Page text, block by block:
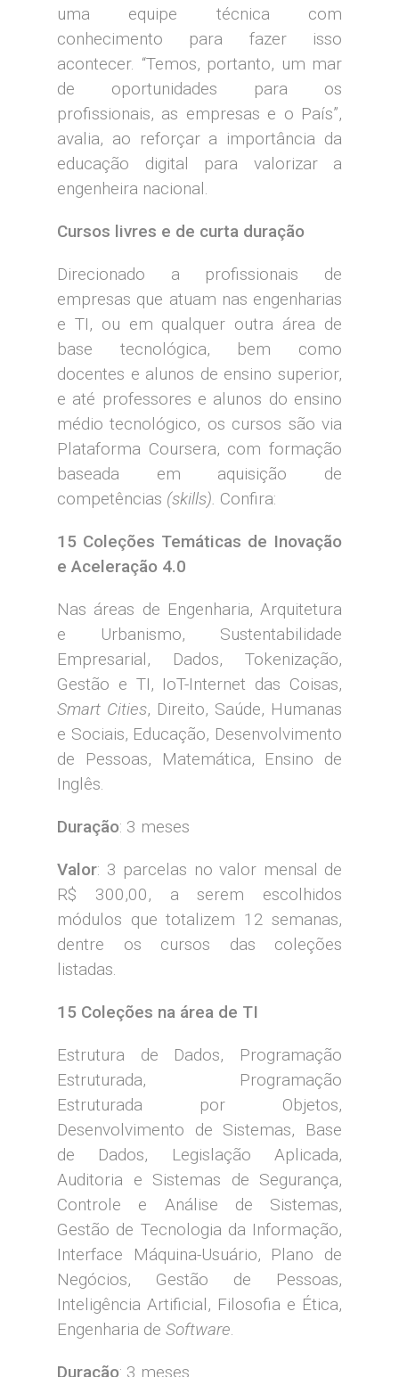
uma equipe técnica com
conhecimento para fazer isso
acontecer. “Temos, portanto, um mar
de oportunidades para os
profissionais, as empresas e o País”,
avalia, ao reforçar a importância da
educação digital para valorizar a
engenheira nacional.
Cursos livres e de curta duração
Direcionado a profissionais de
empresas que atuam nas engenharias
e TI, ou em qualquer outra área de
base tecnológica, bem como
docentes e alunos de ensino superior,
e até professores e alunos do ensino
médio tecnológico, os cursos são via
Plataforma Coursera, com formação
baseada em aquisição de
competências (skills). Confira:
15 Coleções Temáticas de Inovação
e Aceleração 4.0
Nas áreas de Engenharia, Arquitetura
e Urbanismo, Sustentabilidade
Empresarial, Dados, Tokenização,
Gestão e TI, IoT-Internet das Coisas,
Smart Cities, Direito, Saúde, Humanas
e Sociais, Educação, Desenvolvimento
de Pessoas, Matemática, Ensino de
Inglês.
Duração: 3 meses
Valor: 3 parcelas no valor mensal de
R$ 300,00, a serem escolhidos
módulos que totalizem 12 semanas,
dentre os cursos das coleções
listadas.
15 Coleções na área de TI
Estrutura de Dados, Programação
Estruturada, Programação
Estruturada por Objetos,
Desenvolvimento de Sistemas, Base
de Dados, Legislação Aplicada,
Auditoria e Sistemas de Segurança,
Controle e Análise de Sistemas,
Gestão de Tecnologia da Informação,
Interface Máquina-Usuário, Plano de
Negócios, Gestão de Pessoas,
Inteligência Artificial, Filosofia e Ética,
Engenharia de Software
Duração: 3 meses